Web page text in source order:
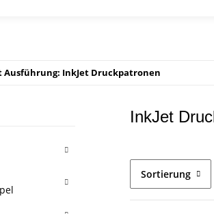
InkJet Druckpatronen
InkJet
Sortierung